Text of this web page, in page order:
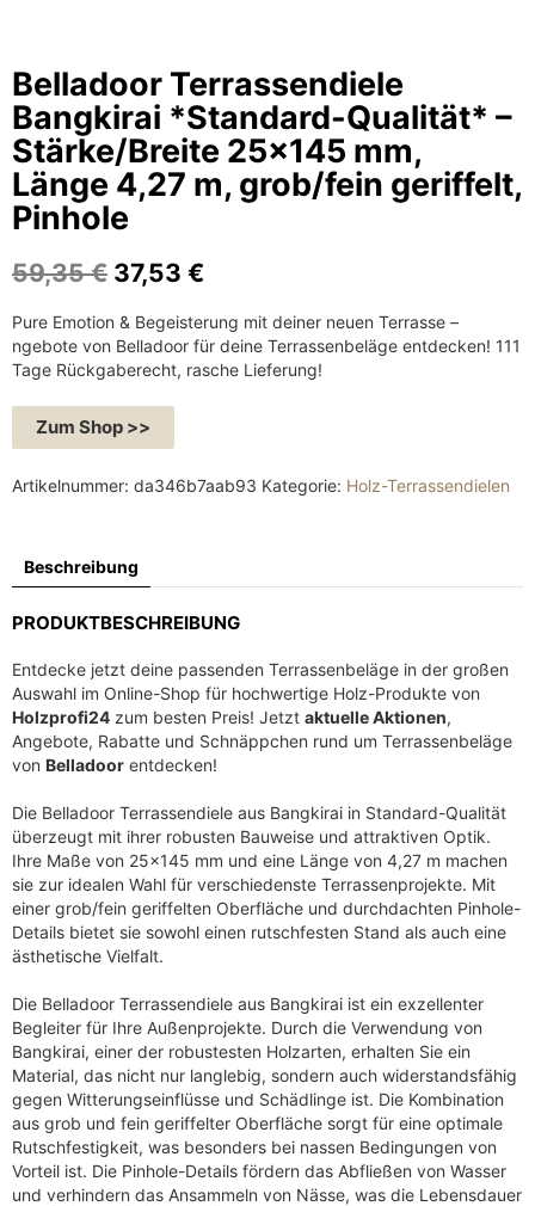
Belladoor Terrassendiele
Bangkirai *Standard-Qualität* –
Stärke/Breite 25×145 mm,
Länge 4,27 m, grob/fein geriffelt,
Pinhole
59,35€ U
s
p
r
ü
n
l
h
r
r
e
i
s
a
r
:
5
9
,
5
€
37,53 €
t
u
e
r
s
s
t
:
3
,
5
3
€
Pure Emotion & Begeisterung mit deiner neuen Terrasse –
ngebote von Belladoor für deine Terrassenbeläge entdecken! 111
Tage Rückgaberecht, rasche Lieferung!
Zum Shop >>
Artikelnummer: da346b7aab93 Kategorie: Holz-Terrassendielen
Beschreibung
PRODUKTBESCHREIBUNG
Entdecke jetzt deine passenden Terrassenbeläge in der großen
Auswahl im Online-Shop für hochwertige Holz-Produkte von
Holzprofi24 zum besten Preis! Jetzt aktuelle Aktionen,
Angebote, Rabatte und Schnäppchen rund um Terrassenbeläge
von Belladoor entdecken!
Die Belladoor Terrassendiele aus Bangkirai in Standard-Qualität
überzeugt mit ihrer robusten Bauweise und attraktiven Optik.
Ihre Maße von 25×145 mm und eine Länge von 4,27 m machen
sie zur idealen Wahl für verschiedenste Terrassenprojekte. Mit
einer grob/fein geriffelten Oberfläche und durchdachten Pinhole-
Details bietet sie sowohl einen rutschfesten Stand als auch eine
ästhetische Vielfalt.
Die Belladoor Terrassendiele aus Bangkirai ist ein exzellenter
Begleiter für Ihre Außenprojekte. Durch die Verwendung von
Bangkirai, einer der robustesten Holzarten, erhalten Sie ein
Material, das nicht nur langlebig, sondern auch widerstandsfähig
gegen Witterungseinflüsse und Schädlinge ist. Die Kombination
aus grob und fein geriffelter Oberfläche sorgt für eine optimale
Rutschfestigkeit, was besonders bei nassen Bedingungen von
Vorteil ist. Die Pinhole-Details fördern das Abfließen von Wasser
und verhindern das Ansammeln von Nässe, was die Lebensdauer